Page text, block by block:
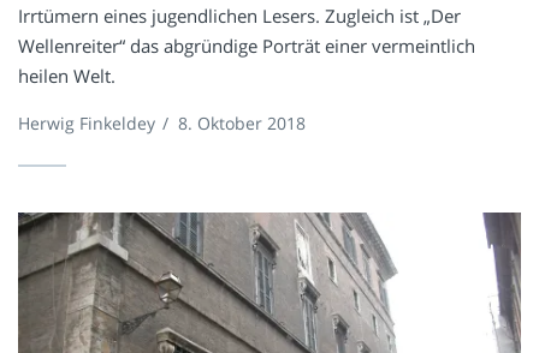
Irrtümern eines jugendlichen Lesers. Zugleich ist „Der
Wellenreiter“ das abgründige Porträt einer vermeintlich
heilen Welt.
Herwig Finkeldey / 8. Oktober 2018